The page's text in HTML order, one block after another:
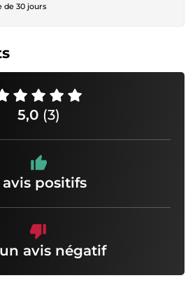
de 30 jours
5,0 (3)
avis positifs
avis négatif